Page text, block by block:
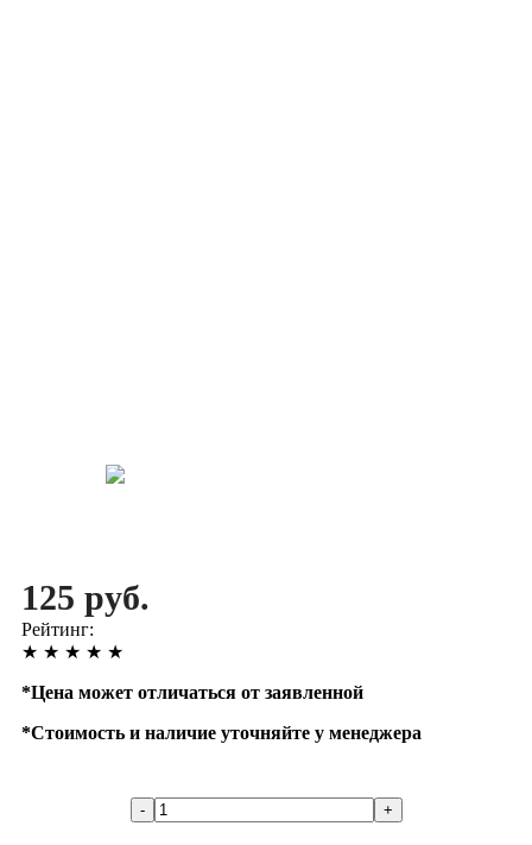
125 руб.
Рейтинг:
★ ★ ★ ★ ★
*Цена может отличаться от заявленной
*Стоимость и наличие уточняйте у менеджера
- +